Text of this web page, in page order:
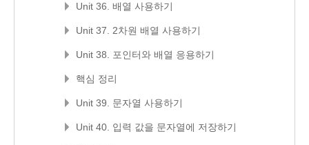
Unit 36. 배열 사용하기
Unit 37. 2차원 배열 사용하기
Unit 38. 포인터와 배열 응용하기
핵심 정리
Unit 39. 문자열 사용하기
Unit 40. 입력 값을 문자열에 저장하기